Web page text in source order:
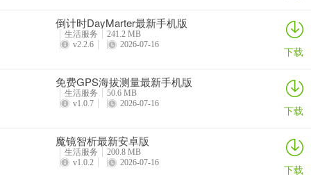
倒计时DayMarter最新手机版
生活服务
241.2 MB
v2.2.6
2026-07-16 下载
免费GPS海拔测量最新手机版
生活服务
50.6 MB
v1.0.7
2026-07-16 下载
魔镜智析最新安卓版
生活服务
200.8 MB
v1.0.2
2026-07-16 下载